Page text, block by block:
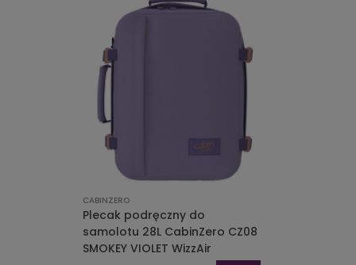
CABINZERO
Plecak podręczny do
samolotu 28L CabinZero CZ08
SMOKEY VIOLET WizzAir